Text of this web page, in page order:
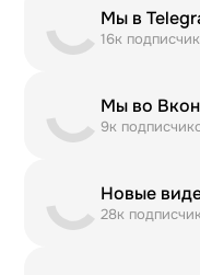
Мы в
16к
Мы во
9к
Новые
28к